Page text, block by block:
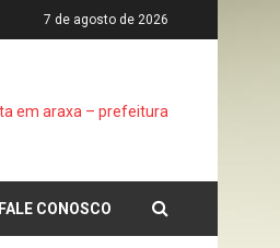
7 de agosto de 2026
FALE CONOSCO